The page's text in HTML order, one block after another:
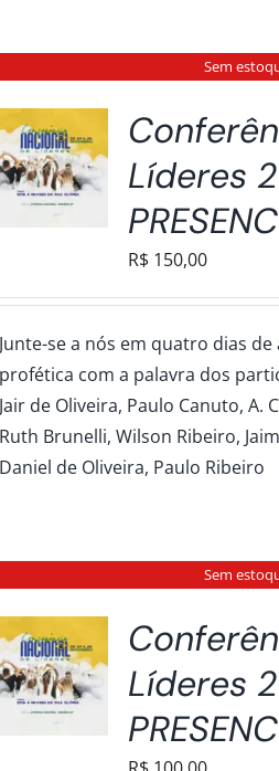
Sem
Líderes
R$ 150,00
Junte-se a nós em quatro dias de
profética com a palavra dos
Jair de Oliveira, Paulo Canuto, A.
Ruth Brunelli, Wilson Ribeiro,
Daniel de Oliveira, Paulo Ribeiro
Sem
Líderes